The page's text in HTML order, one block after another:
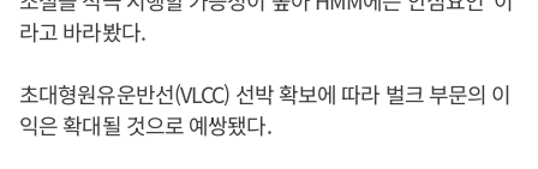
라고 바라봤다.
초대형원유운반선(VLCC) 선박 확보에 따라 벌크 부문의 이
익은 확대될 것으로 예쌍됐다.